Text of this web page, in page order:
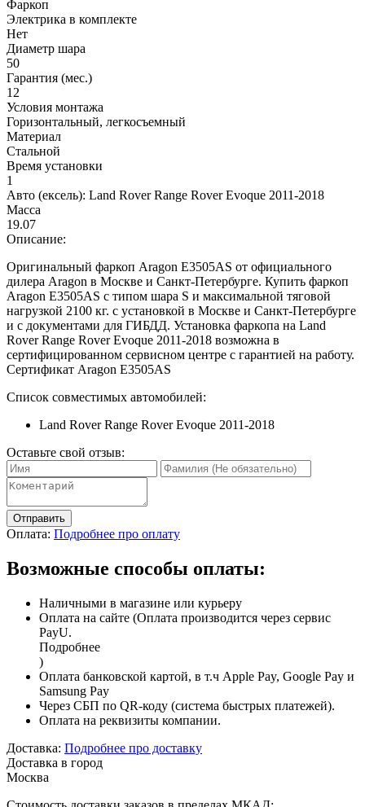
Фаркоп
Электрика в комплекте
Нет
Диаметр шара
50
Гарантия (мес.)
12
Условия монтажа
Горизонтальный, легкосъемный
Материал
Стальной
Время установки
1
Авто (ексель): Land Rover Range Rover Evoque 2011-2018
Масса
19.07
Описание:
Оригинальный фаркоп Aragon E3505AS от официального
дилера Aragon в Москве и Санкт-Петербурге. Купить фаркоп
Aragon E3505AS с типом шара S и максимальной тяговой
нагрузкой 2100 кг. с установкой в Москве и Санкт-Петербурге
и с документами для ГИБДД. Установка фаркопа на Land
Rover Range Rover Evoque 2011-2018 возможна в
сертифицированном сервисном центре с гарантией на работу.
Сертификат Aragon E3505AS
Список совместимых автомобилей:
Land Rover Range Rover Evoque 2011-2018
Оставьте свой отзыв:
Отправить
Оплата: Подробнее про оплату
Возможные способы оплаты:
Наличными в магазине или курьеру
Оплата на сайте (Оплата производится через сервис
PayU.
Подробнее
)
Оплата банковской картой, в т.ч Apple Pay, Google Pay и
Samsung Pay
Через СБП по QR-коду (система быстрых платежей).
Оплата на реквизиты компании.
Доставка: Подробнее про доставку
Доставка в город
Москва